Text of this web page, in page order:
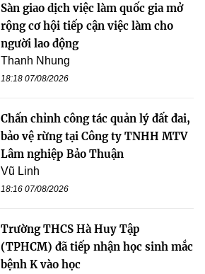
Sàn giao dịch việc làm quốc gia mở
rộng cơ hội tiếp cận việc làm cho
người lao động
Thanh Nhung
18:18 07/08/2026
Chấn chỉnh công tác quản lý đất đai,
bảo vệ rừng tại Công ty TNHH MTV
Lâm nghiệp Bảo Thuận
Vũ Linh
18:16 07/08/2026
Trường THCS Hà Huy Tập
(TPHCM) đã tiếp nhận học sinh mắc
bệnh K vào học